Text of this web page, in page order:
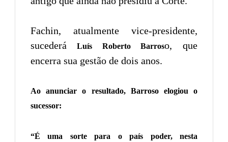
Fachin, atualmente vice-presidente,
sucederá Luís Roberto Barroso, que
encerra sua gestão de dois anos.
Ao anunciar o resultado, Barroso elogiou o
sucessor:
“É uma sorte para o país poder, nesta